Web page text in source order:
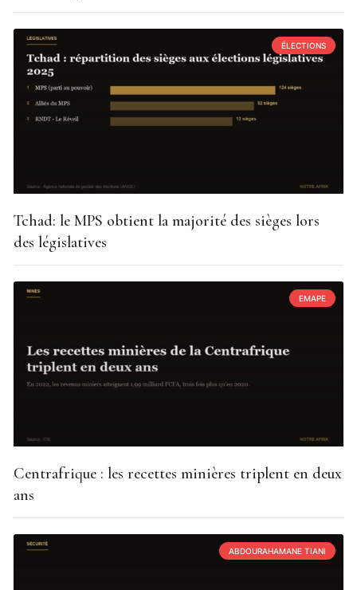
ÉLECTIONS
Tchad: le MPS obtient la majorité des sièges lors
des législatives
EMAPE
Centrafrique : les recettes minières triplent en deux
ans
ABDOURAHAMANE TIANI